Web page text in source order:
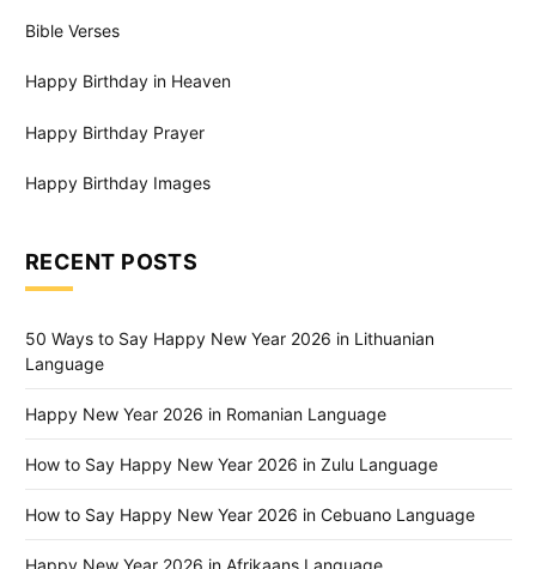
Bible Verses
Happy Birthday in Heaven
Happy Birthday Prayer
Happy Birthday Images
RECENT POSTS
50 Ways to Say Happy New Year 2026 in Lithuanian
Language
Happy New Year 2026 in Romanian Language
How to Say Happy New Year 2026 in Zulu Language
How to Say Happy New Year 2026 in Cebuano Language